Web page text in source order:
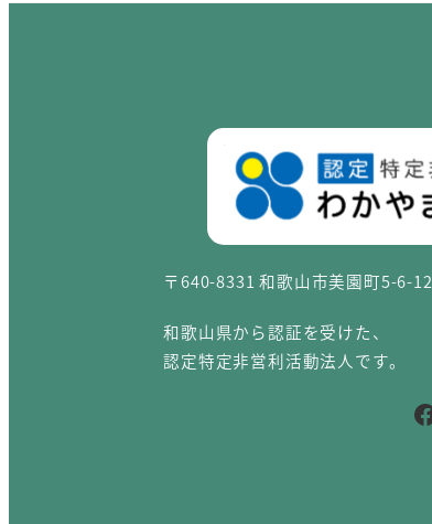
〒640-8331 和歌山市美園町5-6-12
和歌山県から認証を受けた、
認定特定非営利活動法人です。
Facebook